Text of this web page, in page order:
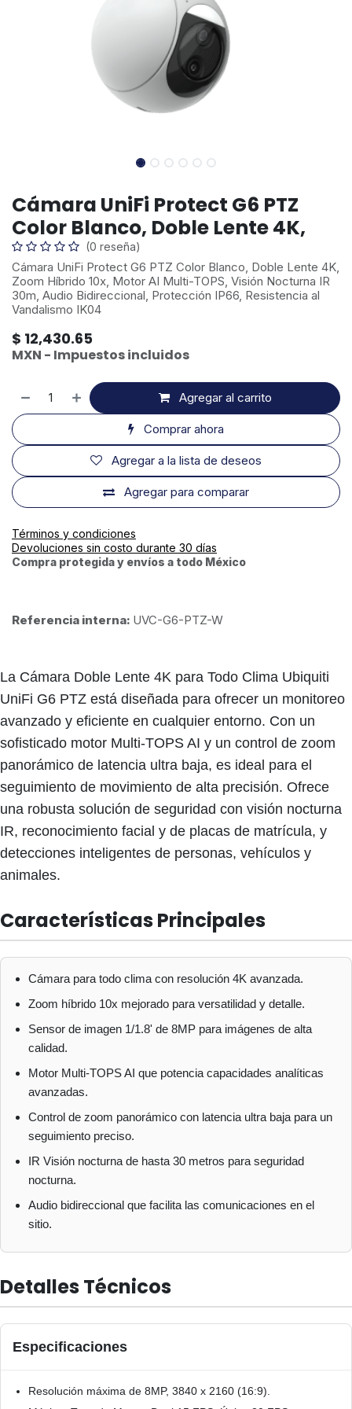
Cámara UniFi Protect G6 PTZ
Color Blanco, Doble Lente 4K,
(0 reseña)
Cámara UniFi Protect G6 PTZ Color Blanco, Doble Lente 4K,
Zoom Híbrido 10x, Motor AI Multi-TOPS, Visión Nocturna IR
30m, Audio Bidireccional, Protección IP66, Resistencia al
Vandalismo IK04
$ 12,430.65
MXN - Impuestos incluidos
Agregar al carrito
Comprar ahora
Agregar para comparar
Agregar a la lista de deseos
Términos y condiciones
Devoluciones sin costo durante 30 días
Compra protegida y envíos a todo México
Referencia interna: UVC-G6-PTZ-W
La Cámara Doble Lente 4K para Todo Clima Ubiquiti
UniFi G6 PTZ está diseñada para ofrecer un monitoreo
avanzado y eficiente en cualquier entorno. Con un
sofisticado motor Multi-TOPS AI y un control de zoom
panorámico de latencia ultra baja, es ideal para el
seguimiento de movimiento de alta precisión. Ofrece
una robusta solución de seguridad con visión nocturna
IR, reconocimiento facial y de placas de matrícula, y
detecciones inteligentes de personas, vehículos y
animales.
Características Principales
Cámara para todo clima con resolución 4K avanzada.
Zoom híbrido 10x mejorado para versatilidad y detalle.
Sensor de imagen 1/1.8' de 8MP para imágenes de alta
calidad.
Motor Multi-TOPS AI que potencia capacidades analíticas
avanzadas.
Control de zoom panorámico con latencia ultra baja para un
seguimiento preciso.
IR Visión nocturna de hasta 30 metros para seguridad
nocturna.
Audio bidireccional que facilita las comunicaciones en el
sitio.
Detalles Técnicos
Especificaciones
Resolución máxima de 8MP, 3840 x 2160 (16:9).